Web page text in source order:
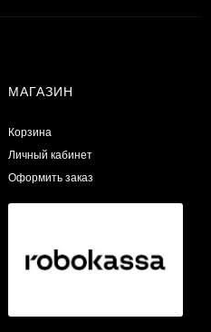
МАГАЗИН
Корзина
Личный кабинет
Оформить заказ